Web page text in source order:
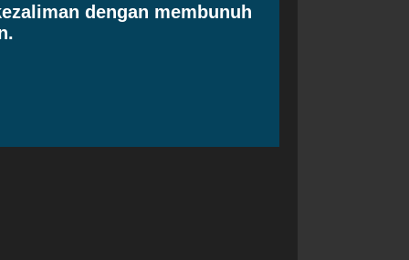
dengan membunuh